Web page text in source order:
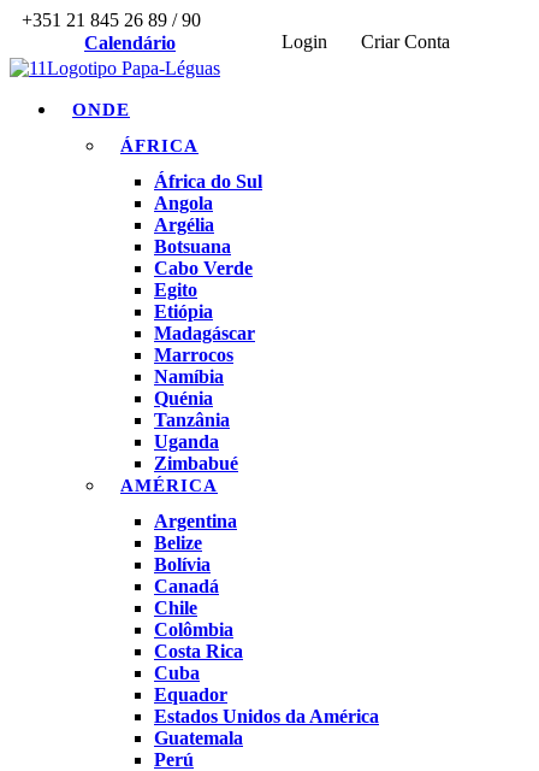
+351 21 845 26 89 / 90
Calendário
Login Criar Conta
ONDE
ÁFRICA
África do Sul
Angola
Argélia
Botsuana
Cabo Verde
Egito
Etiópia
Madagáscar
Marrocos
Namíbia
Quénia
Tanzânia
Uganda
Zimbabué
AMÉRICA
Argentina
Belize
Bolívia
Canadá
Chile
Colômbia
Costa Rica
Cuba
Equador
Estados Unidos da América
Guatemala
Perú